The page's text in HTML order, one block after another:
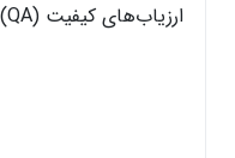
ارزیاب‌های کیفیت (QA)، حتی شروع نمی‌شود.